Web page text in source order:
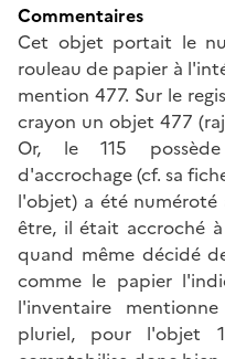
Commentaires
Cet objet portait le
rouleau de papier à
mention 477. Sur le
crayon un objet 477
Or, le 115
d'accrochage (cf. sa
l'objet) a été numéroté
être, il était accroché
quand même décidé
comme le papier
l'inventaire
pluriel, pour l'objet